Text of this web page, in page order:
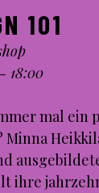
101
18:00
mal ein
ihre